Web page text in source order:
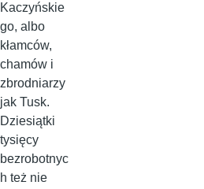
Kaczyńskie
go, albo
kłamców,
chamów i
zbrodniarzy
jak Tusk.
Dziesiątki
tysięcy
bezrobotnyc
h też nie